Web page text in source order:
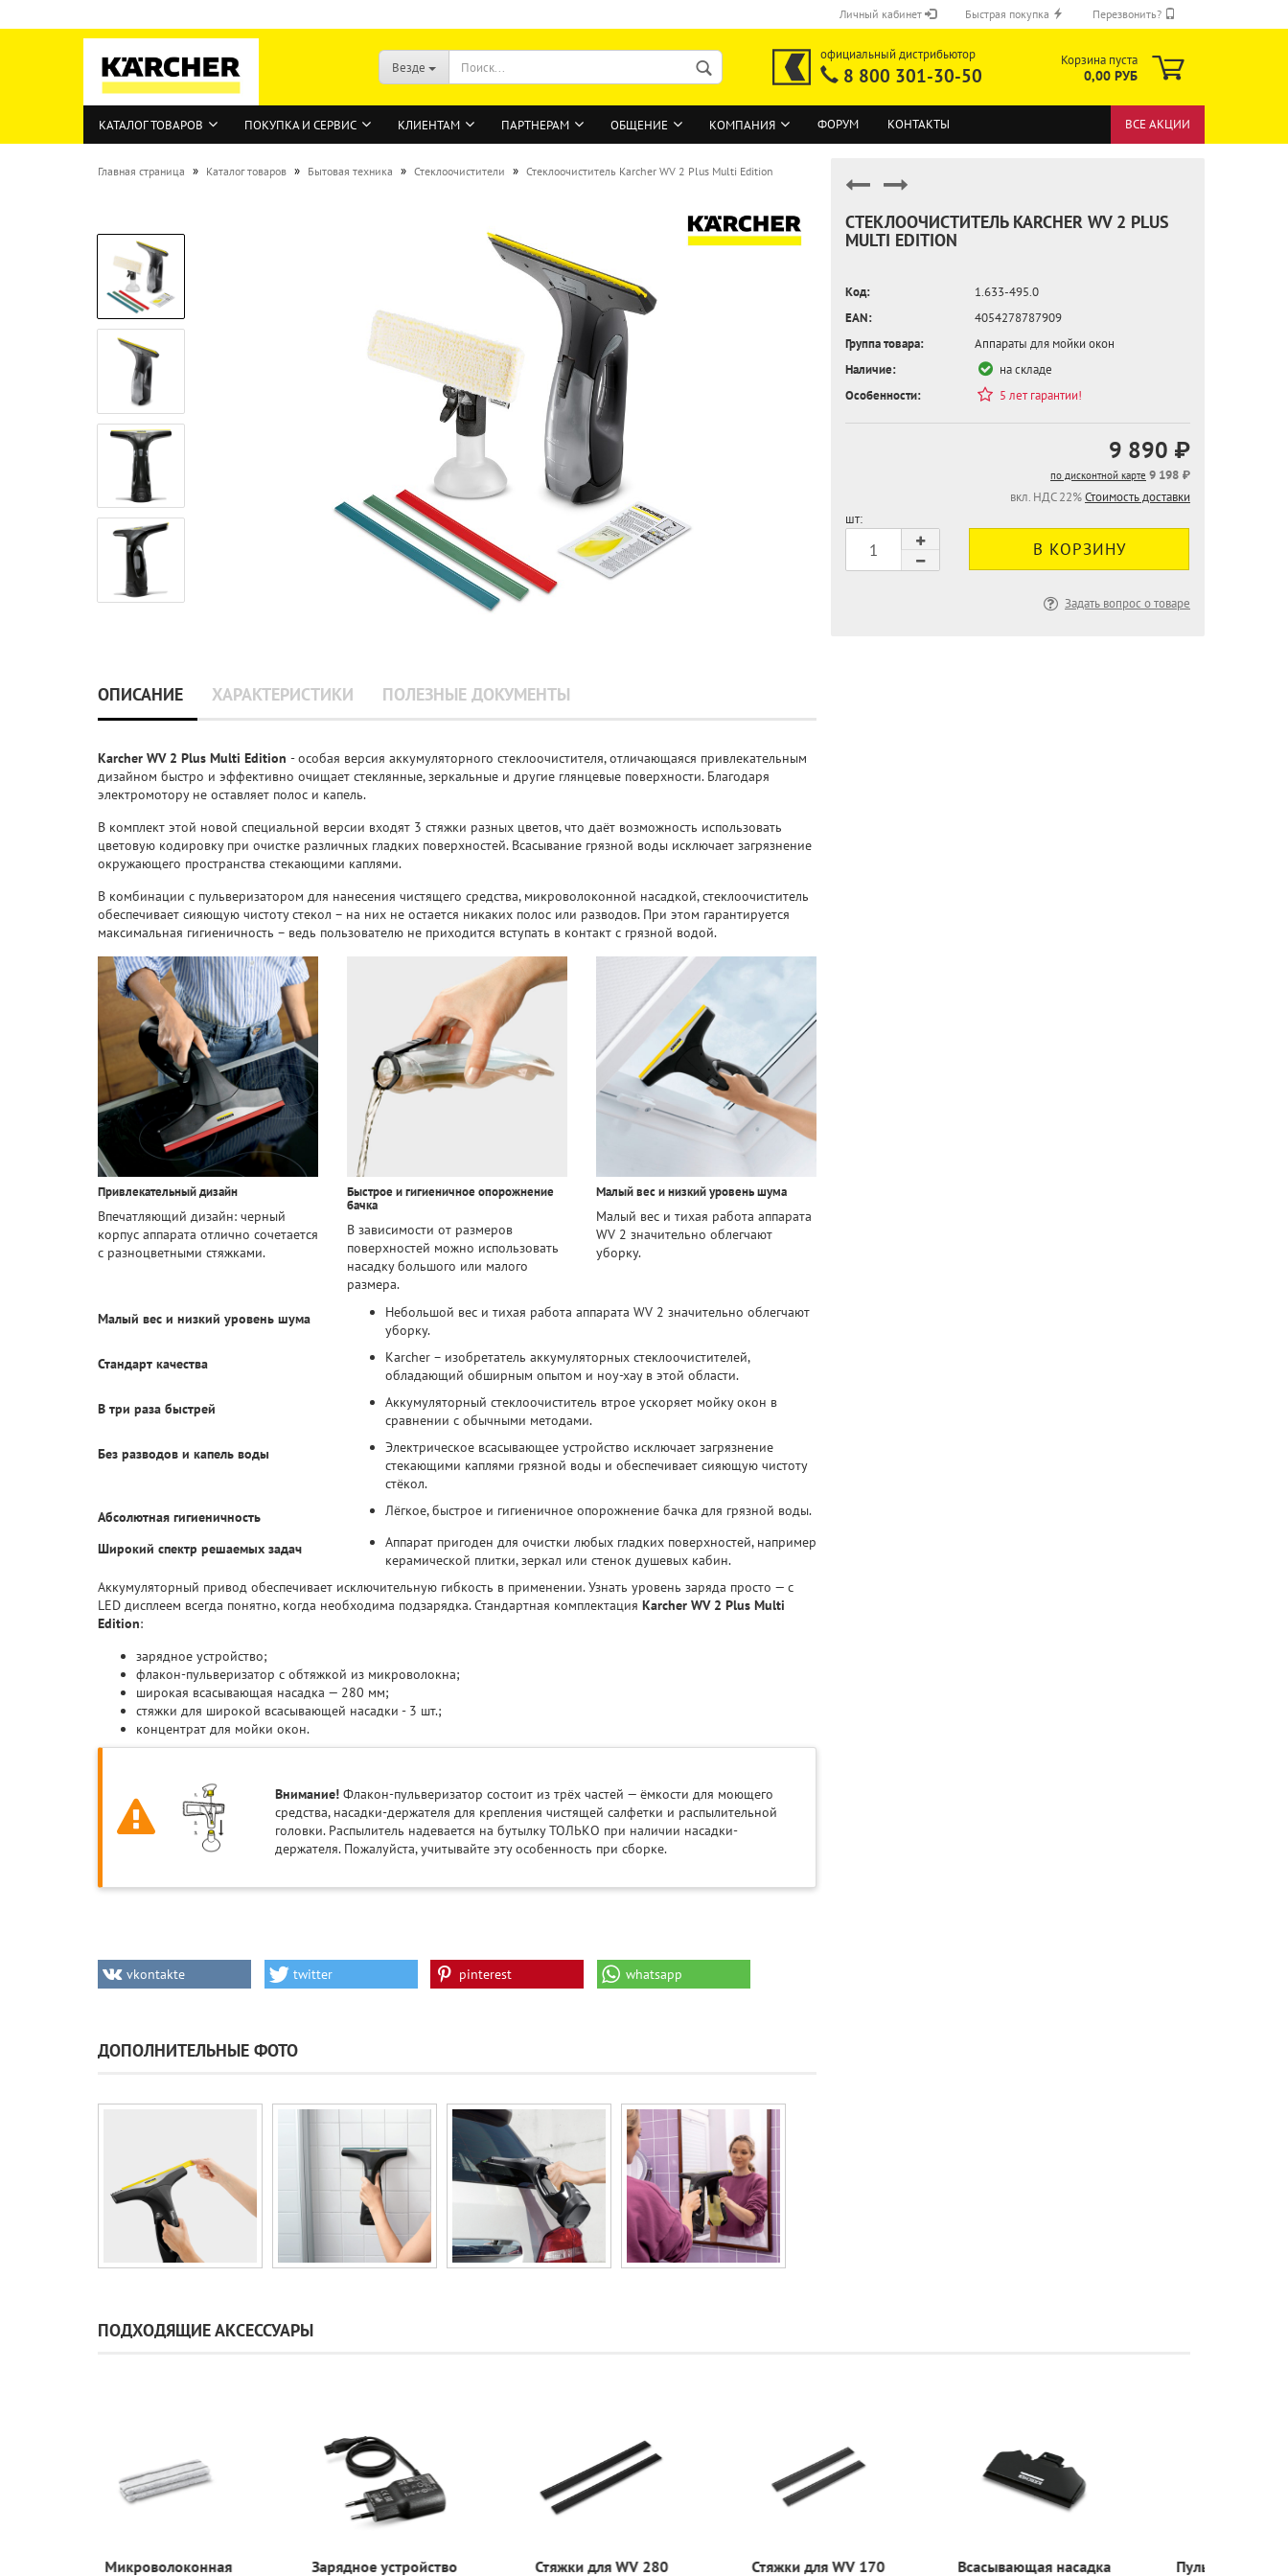
Личный кабинет
ВОЙТИ
Забыли пароль?
Быстрая покупка Перезвонить?
ОТПРАВИТЬ
Везде
официальный дистрибьютор
8 800 301-30-50
Корзина пуста
0,00 РУБ
КАТАЛОГ ТОВАРОВ ПОКУПКА И СЕРВИС КЛИЕНТАМ ПАРТНЕРАМ ОБЩЕНИЕ КОМПАНИЯ ФОРУМ КОНТАКТЫ ВСЕ АКЦИИ
Главная страница » Каталог товаров » Бытовая техника » Стеклоочистители » Стеклоочиститель Karcher WV 2 Plus Multi Edition
СТЕКЛООЧИСТИТЕЛЬ KARCHER WV 2 PLUS
MULTI EDITION
Код:
1.633-495.0
EAN:
4054278787909
Группа товара:
Аппараты для мойки окон
Наличие:
на складе
Особенности:
5 лет гарантии!
9 890 ₽
по дисконтной карте 9 198 ₽
вкл. НДС 22%Стоимость доставки
шт:
Задать вопрос о товаре
ОПИСАНИЕ ХАРАКТЕРИСТИКИ ПОЛЕЗНЫЕ ДОКУМЕНТЫ
Karcher WV 2 Plus Multi Edition - особая версия аккумуляторного стеклоочистителя, отличающаяся привлекательным
дизайном быстро и эффективно очищает стеклянные, зеркальные и другие глянцевые поверхности. Благодаря
электромотору не оставляет полос и капель.
В комплект этой новой специальной версии входят 3 стяжки разных цветов, что даёт возможность использовать
цветовую кодировку при очистке различных гладких поверхностей. Всасывание грязной воды исключает загрязнение
окружающего пространства стекающими каплями.
В комбинации с пульверизатором для нанесения чистящего средства, микроволоконной насадкой, стеклоочиститель
обеспечивает сияющую чистоту стекол – на них не остается никаких полос или разводов. При этом гарантируется
максимальная гигиеничность – ведь пользователю не приходится вступать в контакт с грязной водой.
Привлекательный дизайн
Впечатляющий дизайн: черный
корпус аппарата отлично сочетается
с разноцветными стяжками.
Быстрое и гигиеничное опорожнение
бачка
В зависимости от размеров
поверхностей можно использовать
насадку большого или малого
размера.
Малый вес и низкий уровень шума
Малый вес и тихая работа аппарата
WV 2 значительно облегчают
уборку.
Малый вес и низкий уровень шума
Небольшой вес и тихая работа аппарата WV 2 значительно облегчают
уборку.
Стандарт качества
Karcher – изобретатель аккумуляторных стеклоочистителей,
обладающий обширным опытом и ноу-хау в этой области.
В три раза быстрей
Аккумуляторный стеклоочиститель втрое ускоряет мойку окон в
сравнении с обычными методами.
Без разводов и капель воды
Электрическое всасывающее устройство исключает загрязнение
стекающими каплями грязной воды и обеспечивает сияющую чистоту
стёкол.
Абсолютная гигиеничность
Лёгкое, быстрое и гигиеничное опорожнение бачка для грязной воды.
Широкий спектр решаемых задач
Аппарат пригоден для очистки любых гладких поверхностей, например
керамической плитки, зеркал или стенок душевых кабин.
Аккумуляторный привод обеспечивает исключительную гибкость в применении. Узнать уровень заряда просто — с
LED дисплеем всегда понятно, когда необходима подзарядка. Стандартная комплектация Karcher WV 2 Plus Multi
Edition:
зарядное устройство;
флакон-пульверизатор с обтяжкой из микроволокна;
широкая всасывающая насадка — 280 мм;
стяжки для широкой всасывающей насадки - 3 шт.;
концентрат для мойки окон.
Внимание!Флакон-пульверизатор состоит из трёх частей — ёмкости для моющего
средства, насадки-держателя для крепления чистящей салфетки и распылительной
головки. Распылитель надевается на бутылку ТОЛЬКО при наличии насадки-
держателя. Пожалуйста, учитывайте эту особенность при сборке.
vkontakte twitter pinterest whatsapp
ДОПОЛНИТЕЛЬНЫЕ ФОТО
ПОДХОДЯЩИЕ АКСЕССУАРЫ
Микроволоконная
Зарядное устройство
Стяжки для WV 280
Стяжки для WV 170
Всасывающая насадка